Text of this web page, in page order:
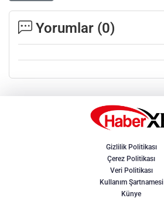
Yorumlar (0)
Gizlilik Politikası
Çerez Politikası
Veri Politikası
Kullanım Şartnamesi
Künye